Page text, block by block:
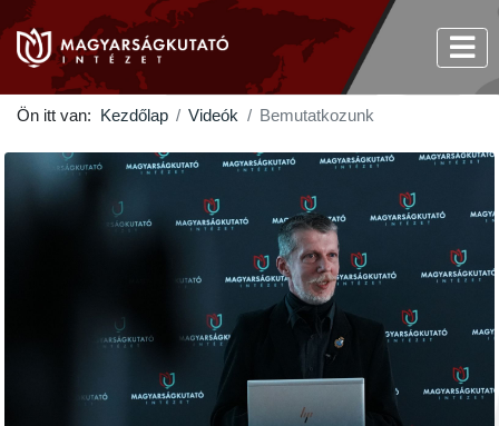
Ön itt van: Kezdőlap Videók Bemutatkozunk